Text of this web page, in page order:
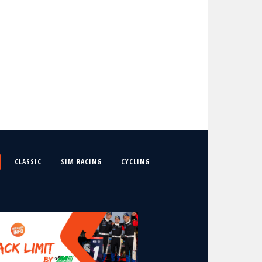
CLASSIC SIM RACING CYCLING